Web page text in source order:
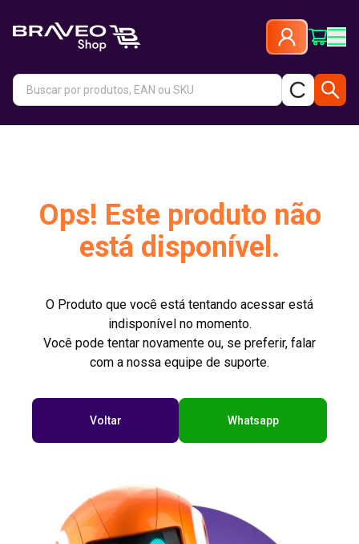
Ops! Este produto não
está disponível.
O Produto que você está tentando acessar está
indisponível no momento.
Você pode tentar novamente ou, se preferir, falar
com a nossa equipe de suporte.
Voltar Whatsapp